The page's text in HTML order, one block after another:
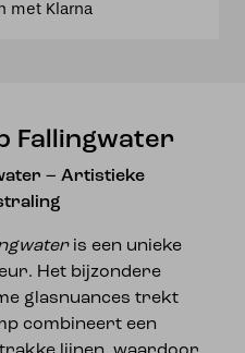
met Klarna
Fallingwater
– Artistieke
is een unieke
Het bijzondere
glasnuances trekt
combineert een